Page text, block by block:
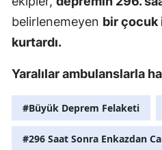
belirlenemeyen bir çocuk
kurtardı.
Yaralılar ambulanslarla
#Büyük Deprem Felaketi
#296 Saat Sonra Enkazdan